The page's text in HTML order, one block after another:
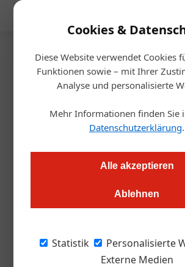
Cookies &
Diese Website verwendet Cookies
Funktionen sowie – mit Ihrer
Analyse und personalisierte
Mehr Informationen finden Sie
Datenschutzerklärung.
Alle akzeptieren
Ablehnen
Statistik
Personalisierte
Externe Medien
Startseite/Gastronomie
AMA Genuss
Pionierpreis
Gesucht werden innovative Betriebe aus
Direktvermarktung und Manufakturen, die
2026 möglich.